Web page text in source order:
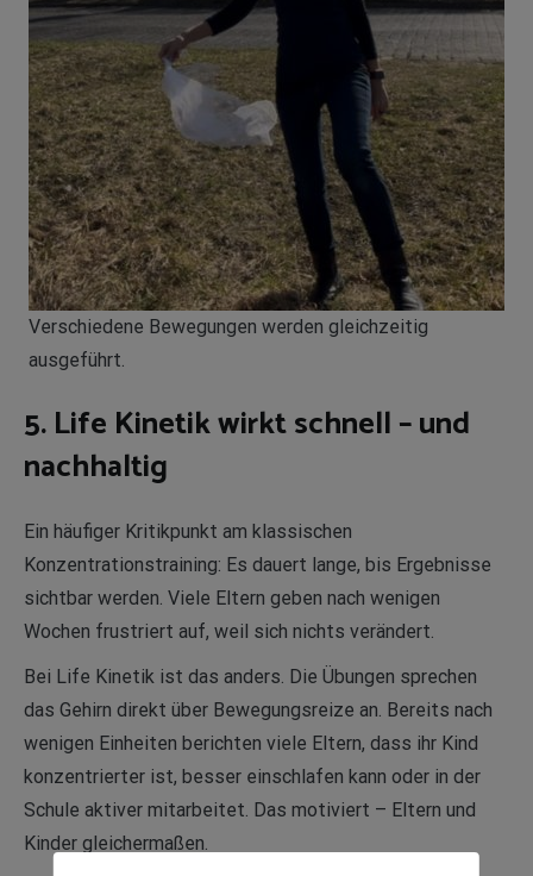
Verschiedene Bewegungen werden gleichzeitig
ausgeführt.
5. Life Kinetik wirkt schnell – und
nachhaltig
Ein häufiger Kritikpunkt am klassischen
Konzentrationstraining: Es dauert lange, bis Ergebnisse
sichtbar werden. Viele Eltern geben nach wenigen
Wochen frustriert auf, weil sich nichts verändert.
Bei Life Kinetik ist das anders. Die Übungen sprechen
das Gehirn direkt über Bewegungsreize an. Bereits nach
wenigen Einheiten berichten viele Eltern, dass ihr Kind
konzentrierter ist, besser einschlafen kann oder in der
Schule aktiver mitarbeitet. Das motiviert – Eltern und
Kinder gleichermaßen.